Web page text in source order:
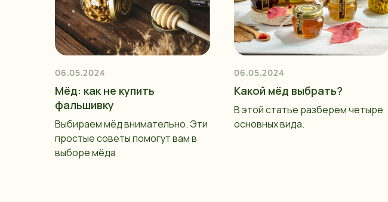
06.05.2024
Мёд: как не купить
фальшивку
Выбираем мёд внимательно. Эти
простые советы помогут вам в
выборе мёда
06.05.2024
Какой мёд выбрать?
В этой статье разберем четыре
основных вида.